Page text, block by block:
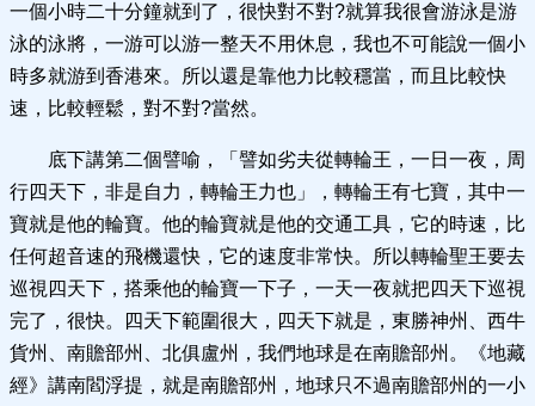
一個小時二十分鐘就到了，很快對不對?就算我很會游泳是游
泳的泳將，一游可以游一整天不用休息，我也不可能說一個小
時多就游到香港來。所以還是靠他力比較穩當，而且比較快
速，比較輕鬆，對不對?當然。
底下講第二個譬喻，「譬如劣夫從轉輪王，一日一夜，周
行四天下，非是自力，轉輪王力也」，轉輪王有七寶，其中一
寶就是他的輪寶。他的輪寶就是他的交通工具，它的時速，比
任何超音速的飛機還快，它的速度非常快。所以轉輪聖王要去
巡視四天下，搭乘他的輪寶一下子，一天一夜就把四天下巡視
完了，很快。四天下範圍很大，四天下就是，東勝神州、西牛
貨州、南贍部州、北俱盧州，我們地球是在南贍部州。《地藏
經》講南閻浮提，就是南贍部州，地球只不過南贍部州的一小